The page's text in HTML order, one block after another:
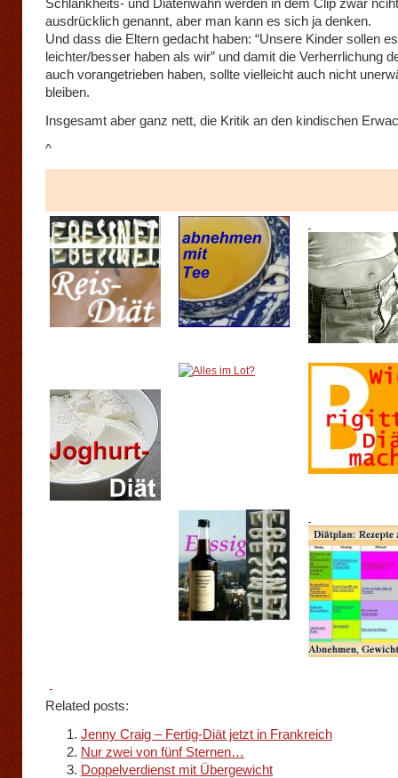
Schlankheits- und Diätenwahn werden in dem Clip zwar nciht
ausdrücklich genannt, aber man kann es sich ja denken.
Und dass die Eltern gedacht haben: “Unsere Kinder sollen
leichter/besser haben als wir” und damit die Verherrlichung
auch vorangetrieben haben, sollte vielleicht auch nicht
bleiben.
Insgesamt aber ganz nett, die Kritik an den kindischen
^
Related posts:
Jenny Craig – Fertig-Diät jetzt in Frankreich
Nur zwei von fünf Sternen…
Doppelverdienst mit Übergewicht